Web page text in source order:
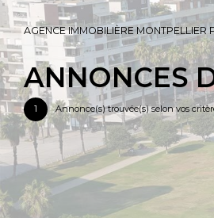
AGENCE IMMOBILIÈRE MONTPELLIER
ANNONCES
1 Annonce(s) trouvée(s) selon vos